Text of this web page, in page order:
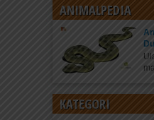
ANIMALPEDIA
KATEGORI